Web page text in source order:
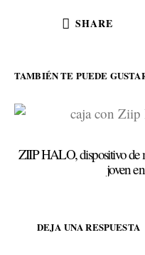
SHARE
TAMBIÉN TE PUEDE
ZIIP HALO, dispositivo de
joven
DEJA UNA RESPUESTA